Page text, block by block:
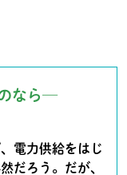
なら─
電力供給をはじ
だろう。だが、